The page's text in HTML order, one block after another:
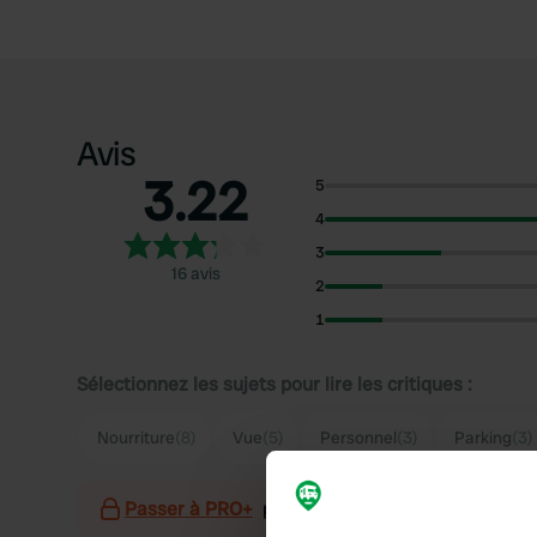
Avis
3.22
16 avis
5
4
3
2
1
Sélectionnez les sujets pour lire les critiques :
Nourriture Vue Personnel Parking
Passer à PRO+ pour l'utilisation des filtres sur